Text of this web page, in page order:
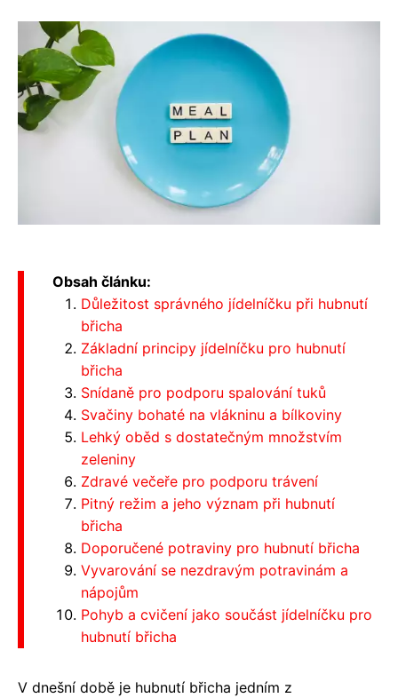
Obsah článku:
Důležitost správného jídelníčku při hubnutí
břicha
Základní principy jídelníčku pro hubnutí
břicha
Snídaně pro podporu spalování tuků
Svačiny bohaté na vlákninu a bílkoviny
Lehký oběd s dostatečným množstvím
zeleniny
Zdravé večeře pro podporu trávení
Pitný režim a jeho význam při hubnutí
břicha
Doporučené potraviny pro hubnutí břicha
Vyvarování se nezdravým potravinám a
nápojům
Pohyb a cvičení jako součást jídelníčku pro
hubnutí břicha
V dnešní době je hubnutí břicha jedním z